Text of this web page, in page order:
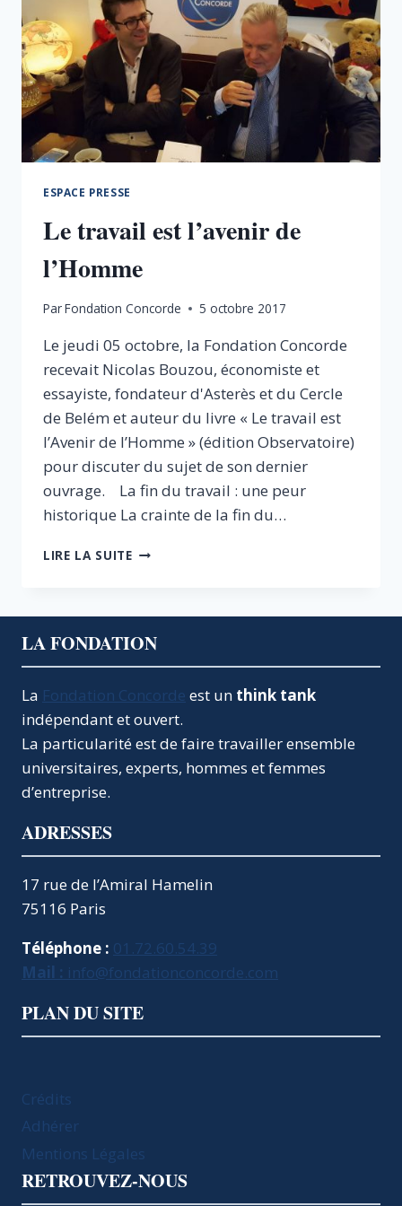
ESPACE PRESSE
Le travail est l’avenir de
l’Homme
ParFondation Concorde 5 octobre 2017
Le jeudi 05 octobre, la Fondation Concorde
recevait Nicolas Bouzou, économiste et
essayiste, fondateur d'Asterès et du Cercle
de Belém et auteur du livre « Le travail est
l’Avenir de l’Homme » (édition Observatoire)
pour discuter du sujet de son dernier
ouvrage. La fin du travail : une peur
historique La crainte de la fin du…
LIRE LA SUITELE
L’HOMME
LA FONDATION
La Fondation Concorde est un think tank
indépendant et ouvert.
La particularité est de faire travailler ensemble
universitaires, experts, hommes et femmes
d’entreprise.
ADRESSES
17 rue de l’Amiral Hamelin
75116 Paris
Téléphone : 01.72.60.54.39
Mail : info@fondationconcorde.com
PLAN DU SITE
Crédits
Adhérer
Mentions Légales
RETROUVEZ-NOUS